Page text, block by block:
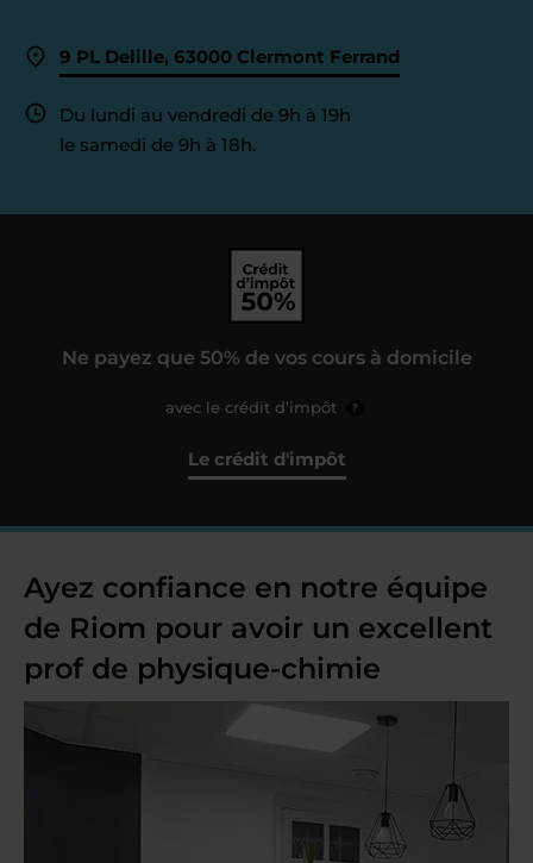
9 PL Delille, 63000 Clermont Ferrand
Du lundi au vendredi de 9h à 19h
le samedi de 9h à 18h.
Ne payez que 50% de vos cours à domicile
avec le crédit d’impôt ?
Le crédit d'impôt
Ayez confiance en notre équipe
de Riom pour avoir un excellent
prof de physique-chimie